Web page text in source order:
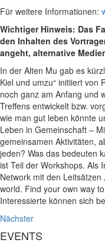
Für weitere Informationen:
Wichtiger Hinweis: Das
den Inhalten des
angeht, alternative
In der Alten Mu gab es
Kiel und umzu“ initiiert von
noch ganz am Anfang und
Treffens entwickelt bzw.
wie man gut leben könnte
Leben in Gemeinschaft –
gemeinsamen Aktivitäten,
jeden? Was das bedeuten
ist Teil der Workshops. Als
Network mit den
world. Find your own way
Interessierte können sich
Nächster
EVENTS